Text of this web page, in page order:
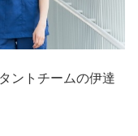
ントチームの伊達